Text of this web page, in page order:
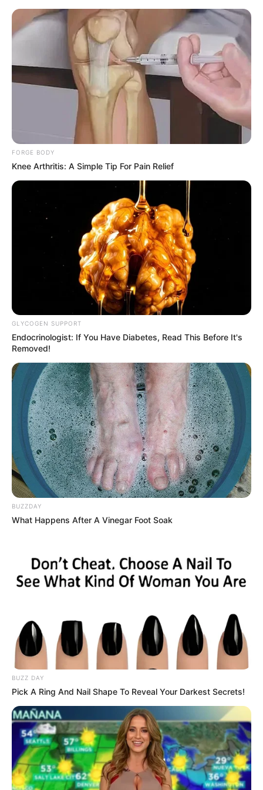
Romance Next Door
FORGE BODY
Knee Arthritis: A Simple Tip For Pain Relief
GLYCOGEN SUPPORT
Endocrinologist: If You Have Diabetes, Read This Before It's
Removed!
BUZZDAY
What Happens After A Vinegar Foot Soak
BUZZ DAY
Pick A Ring And Nail Shape To Reveal Your Darkest Secrets!